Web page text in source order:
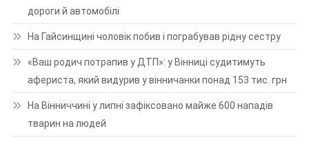
дороги й автомобілі
На Гайсинщині чоловік побив і пограбував рідну сестру
«Ваш родич потрапив у ДТП»: у Вінниці судитимуть
афериста, який видурив у вінничанки понад 153 тис. грн
На Вінниччині у липні зафіксовано майже 600 нападів
тварин на людей